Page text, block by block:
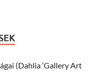
(Dahlia ‘Gallery Art